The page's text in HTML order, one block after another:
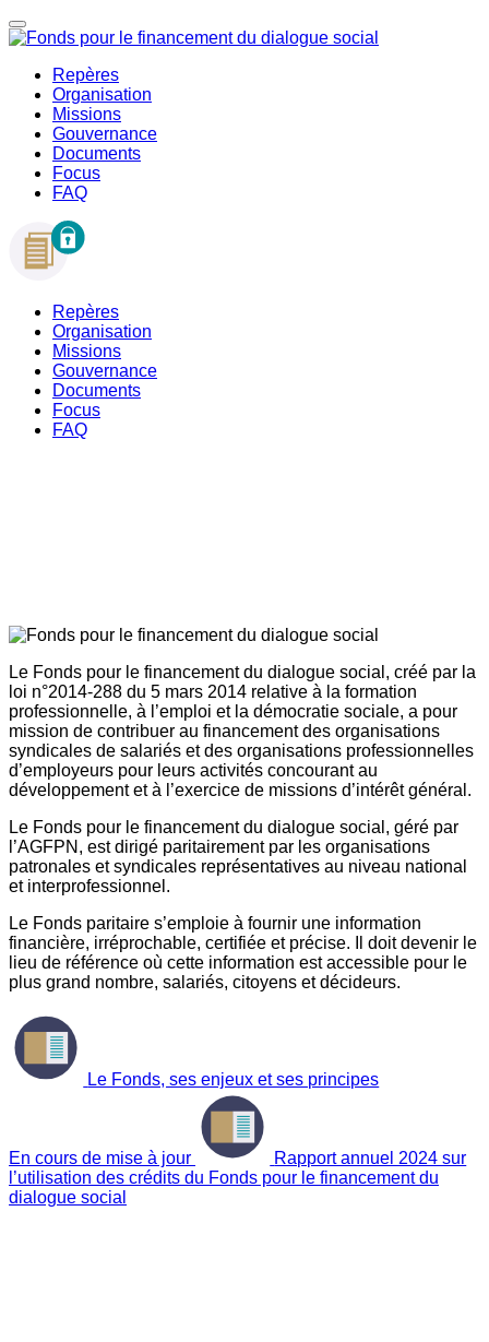
Repères
Organisation
Missions
Gouvernance
Documents
Focus
FAQ
Repères
Organisation
Missions
Gouvernance
Documents
Focus
FAQ
Le Fonds pour le financement du dialogue social, créé par la
loi n°2014-288 du 5 mars 2014 relative à la formation
professionnelle, à l’emploi et la démocratie sociale, a pour
mission de contribuer au financement des organisations
syndicales de salariés et des organisations professionnelles
d’employeurs pour leurs activités concourant au
développement et à l’exercice de missions d’intérêt général.
Le Fonds pour le financement du dialogue social, géré par
l’AGFPN, est dirigé paritairement par les organisations
patronales et syndicales représentatives au niveau national
et interprofessionnel.
Le Fonds paritaire s’emploie à fournir une information
financière, irréprochable, certifiée et précise. Il doit devenir le
lieu de référence où cette information est accessible pour le
plus grand nombre, salariés, citoyens et décideurs.
Le Fonds, ses enjeux et ses principes
En cours de mise à jour
Rapport annuel 2024 sur
l’utilisation des crédits du Fonds pour le financement du
dialogue social